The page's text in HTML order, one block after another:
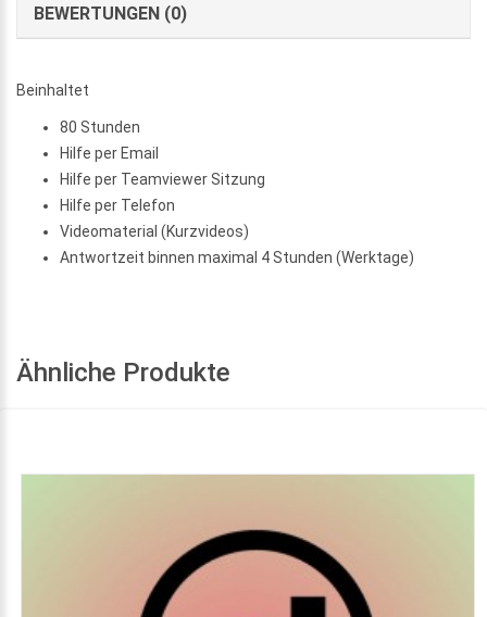
BEWERTUNGEN (0)
Beinhaltet
80 Stunden
Hilfe per Email
Hilfe per Teamviewer Sitzung
Hilfe per Telefon
Videomaterial (Kurzvideos)
Antwortzeit binnen maximal 4 Stunden (Werktage)
Ähnliche Produkte